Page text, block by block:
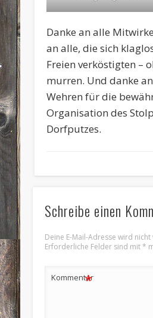
Danke an alle
an alle, die sich
Freien verköstigten –
murren. Und danke
Wehren für die
Organisation des
Dorfputzes.
Schreibe einen
Deine E-Mail-Adresse wird
Erforderliche Felder sind mit*
Kommentar
*